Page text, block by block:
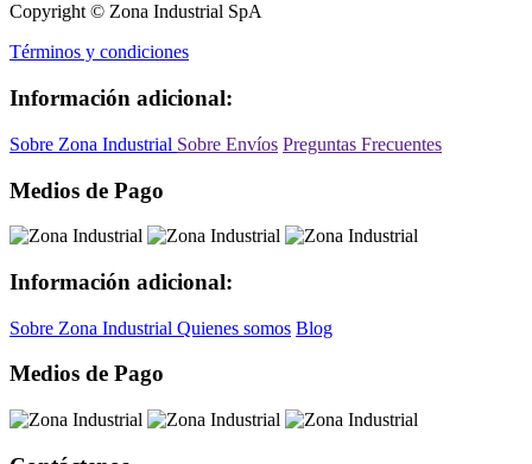
Copyright © Zona Industrial SpA
Términos y condiciones
Información adicional:
Sobre Zona Industrial Sobre Envíos Preguntas Frecuentes
Medios de Pago
Información adicional:
Sobre Zona Industrial Quienes somos Blog
Medios de Pago